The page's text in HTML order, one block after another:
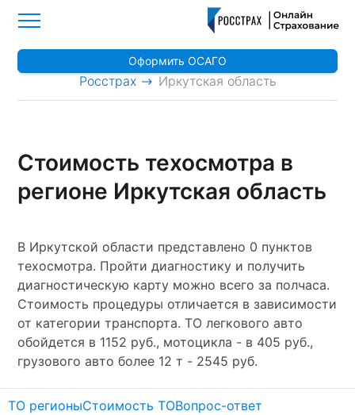
Росстрах > Иркутская область
Оформить ОСАГО
Стоимость техосмотра в
регионе Иркутская область
В Иркутской области представлено 0 пунктов
техосмотра. Пройти диагностику и получить
диагностическую карту можно всего за полчаса.
Стоимость процедуры отличается в зависимости
от категории транспорта. ТО легкового авто
обойдется в 1152 руб., мотоцикла - в 405 руб.,
грузового авто более 12 т - 2545 руб.
ТО регионыСтоимость ТОВопрос-ответ